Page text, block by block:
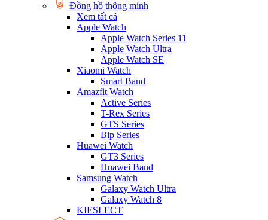
Đồng hồ thông minh
Xem tất cả
Apple Watch
Apple Watch Series 11
Apple Watch Ultra
Apple Watch SE
Xiaomi Watch
Smart Band
Amazfit Watch
Active Series
T-Rex Series
GTS Series
Bip Series
Huawei Watch
GT3 Series
Huawei Band
Samsung Watch
Galaxy Watch Ultra
Galaxy Watch 8
KIESLECT